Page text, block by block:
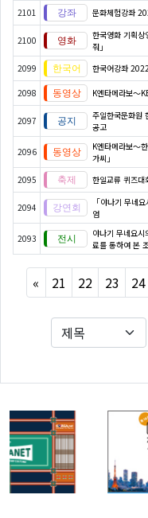
2101 문화체험강좌
2100
한국영화 기획
줘」
2099 한국어강좌
2098 K엔타메라보～
2097
주일한국문화원
공고
2096
K엔타메라보～
가씨」
2095 한일교류 퀴즈대
2094
「야나기 무네
엄
2093
야나기 무네요
료를 통하여 본
« Previous
21 22 23 24